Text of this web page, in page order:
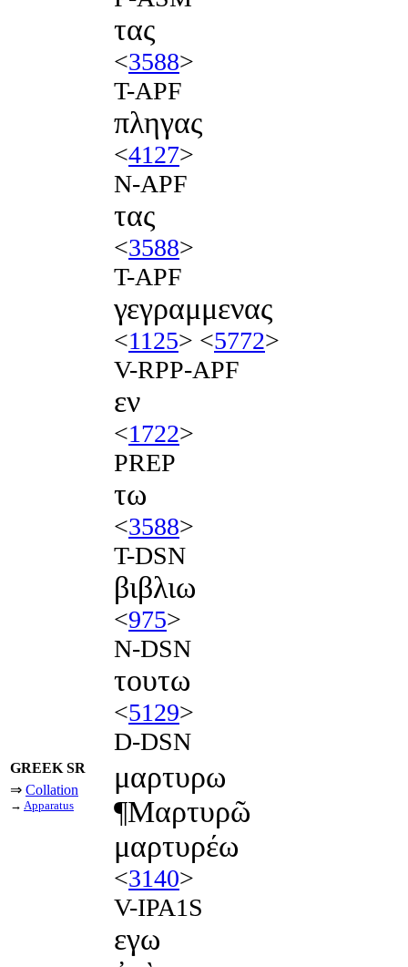
τας
<3588>
T-APF
πληγας
<4127>
N-APF
τας
<3588>
T-APF
γεγραμμενας
<1125> <5772>
V-RPP-APF
εν
<1722>
PREP
τω
<3588>
T-DSN
βιβλιω
<975>
N-DSN
τουτω
<5129>
D-DSN
GREEK SR
⇒ Collation
→ Apparatus
μαρτυρω
¶Μαρτυρῶ
μαρτυρέω
<3140>
V-IPA1S
εγω